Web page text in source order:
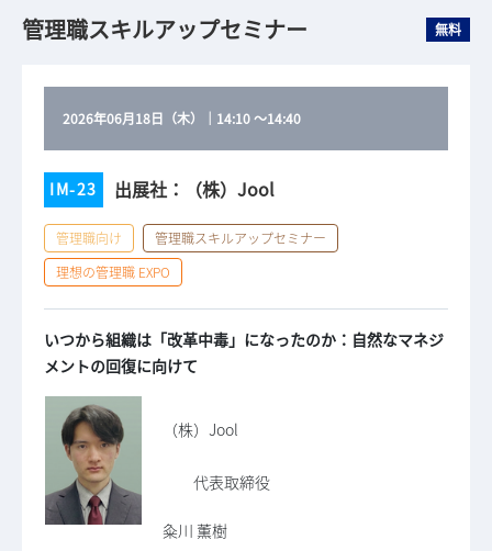
管理職スキルアップセミナー 無料
2026年06月18日（木） ｜ 14:10～14:40
IM-23 出展社：（株）Jool
管理職向け
管理職スキルアップセミナー
理想の管理職 EXPO
いつから組織は「改革中毒」になったのか：自然なマネジ
メントの回復に向けて
（株）Jool
代表取締役
粂川 薫樹